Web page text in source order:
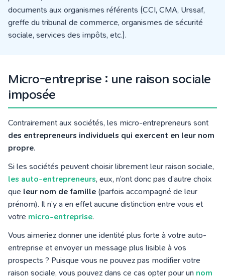
documents aux organismes référents (CCI, CMA, Urssaf,
greffe du tribunal de commerce, organismes de sécurité
sociale, services des impôts, etc.).
Micro-entreprise : une raison sociale
imposée
Contrairement aux sociétés, les micro-entrepreneurs sont
des entrepreneurs individuels qui exercent en leur nom
propre.
Si les sociétés peuvent choisir librement leur raison sociale,
les auto-entrepreneurs, eux, n’ont donc pas d’autre choix
que leur nom de famille (parfois accompagné de leur
prénom). Il n’y a en effet aucune distinction entre vous et
votre micro-entreprise.
Vous aimeriez donner une identité plus forte à votre auto-
entreprise et envoyer un message plus lisible à vos
prospects ? Puisque vous ne pouvez pas modifier votre
raison sociale, vous pouvez dans ce cas opter pour un nom